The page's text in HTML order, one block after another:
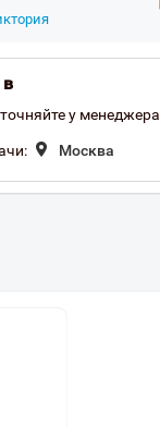
в
у менеджера
Москва